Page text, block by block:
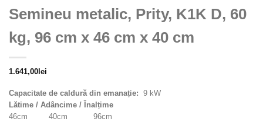
Semineu metalic, Prity, K1K D, 60
kg, 96 cm x 46 cm x 40 cm
1.641,00 lei
Capacitate de caldură din emanație: 9 kW
Lătime / Adâncime / Înalțime
46cm 40cm 96cm